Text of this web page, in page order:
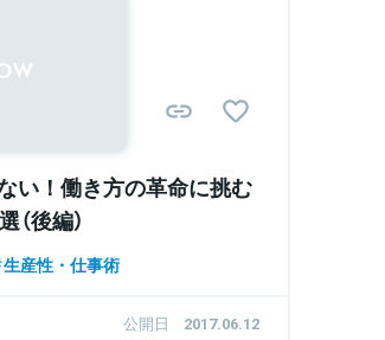
い！働き方の革命に挑む
後編）
生産性・仕事術
公開日 2017.06.12